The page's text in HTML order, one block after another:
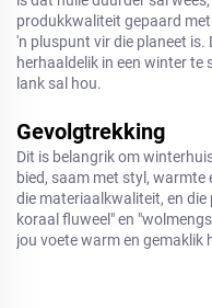
produkkwaliteit gepaard
'n pluspunt vir die planeet
herhaaldelik in een winter te
lank sal hou.
Gevolgtrekking
Dit is belangrik om
bied, saam met styl, warmte
die materiaalkwaliteit, en
koraal fluweel" en
jou voete warm en gemaklik